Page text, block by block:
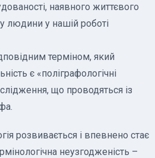
наявного життєвого
людини у нашій роботі
терміном, який
є «поліграфологічні
що проводяться із
розвивається і впевнено стає
неузгодженість –